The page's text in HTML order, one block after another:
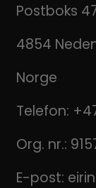
Postboks
4854
Norge
Telefon:
Org. nr.:
E-post: